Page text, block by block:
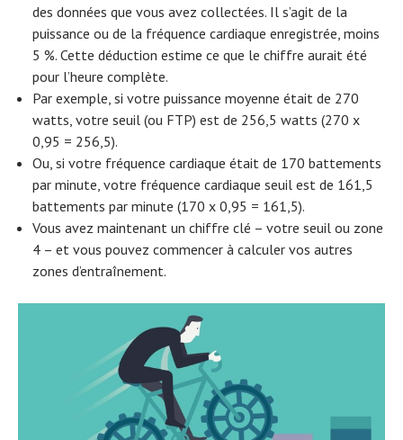
des données que vous avez collectées. Il s’agit de la
puissance ou de la fréquence cardiaque enregistrée, moins
5 %. Cette déduction estime ce que le chiffre aurait été
pour l’heure complète.
Par exemple, si votre puissance moyenne était de 270
watts, votre seuil (ou FTP) est de 256,5 watts (270 x
0,95 = 256,5).
Ou, si votre fréquence cardiaque était de 170 battements
par minute, votre fréquence cardiaque seuil est de 161,5
battements par minute (170 x 0,95 = 161,5).
Vous avez maintenant un chiffre clé – votre seuil ou zone
4 – et vous pouvez commencer à calculer vos autres
zones d’entraînement.